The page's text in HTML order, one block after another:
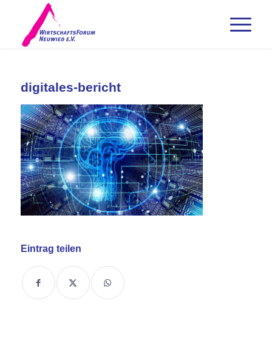
digitales-bericht
Eintrag teilen